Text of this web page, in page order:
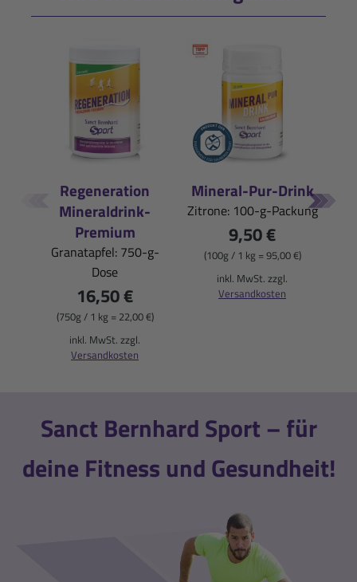
Regeneration
Mineraldrink-
Premium
Granatapfel: 750-g-
Dose
16,50 €
(750g / 1 kg = 22,00 €)
inkl. MwSt. zzgl.
Versandkosten
Mineral-Pur-Drink
Zitrone: 100-g-Packung
9,50 €
(100g / 1 kg = 95,00 €)
inkl. MwSt. zzgl.
Versandkosten
Sanct Bernhard Sport – für
deine Fitness und Gesundheit!